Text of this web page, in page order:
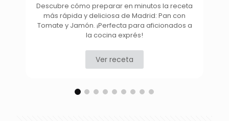
Descubre cómo preparar en minutos la receta
más rápida y deliciosa de Madrid: Pan con
Tomate y Jamón. ¡Perfecta para aficionados a
la cocina exprés!
Ver receta